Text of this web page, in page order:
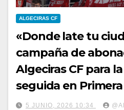
ALGECIRAS CF
«Donde late tu
campaña de
Algeciras CF para
seguida en Primera
5 JUNIO, 2026 10:34